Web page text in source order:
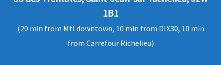
1B1
(20 min from Mtl downtown, 10 min from DIX30, 10 min
from Carrefour Richelieu)